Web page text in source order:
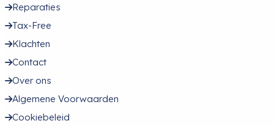
Reparaties
Tax-Free
Klachten
Contact
Over ons
Algemene Voorwaarden
Cookiebeleid